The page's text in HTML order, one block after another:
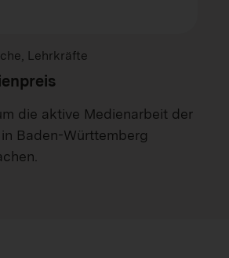
Lehrkräfte
die aktive Medienarbeit der
Baden-Württemberg